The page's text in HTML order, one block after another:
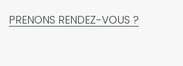
PRENONS RENDEZ-VOUS ?